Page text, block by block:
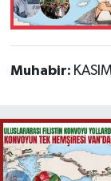
Muhabir: